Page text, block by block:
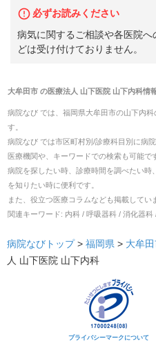
必ずお読みください
病気に関するご相談や各医院
どは受け付けておりません。
大牟田市の医療法人 山下医院 山下内科情
病院なび では、 福岡県大牟田市の山下内科
す。
病院なび では市区町村別/診療科目別に病
医療機関や、キーワードでの検索も可能で
病院を探したい時、診療時間を調べたい
を知りたい時に便利です。
また、役立つ医療コラムなども掲載してい
関連キーワード: 内科 / 呼吸器科 / 消化器
病院なびトップ > 福岡県 > 大牟
人 山下医院 山下内科
プライバシーマークについて